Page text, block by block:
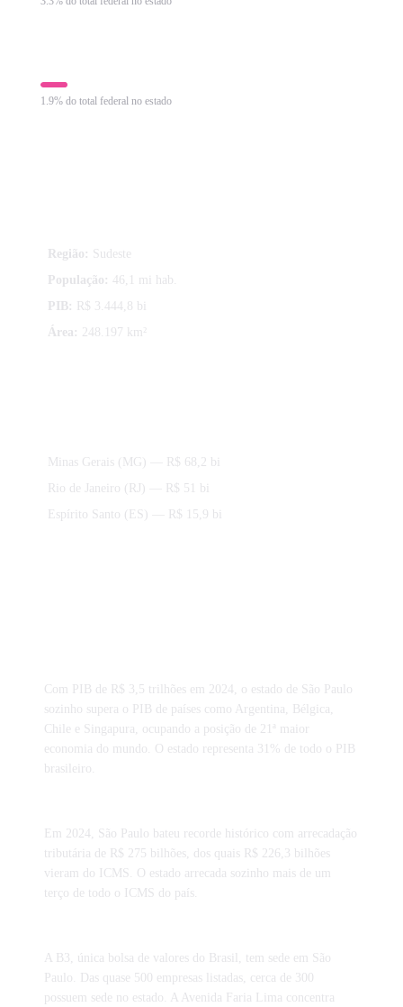
1.9% do total federal no estado
Região: Sudeste
População: 46,1 mi hab.
PIB:
R$ 3.444,8 bi
Área: 248.197 km²
Minas Gerais (MG) — R$ 68,2 bi
Rio de Janeiro (RJ) — R$ 51 bi
Espírito Santo (ES) — R$ 15,9 bi
Com PIB de R$ 3,5 trilhões em 2024, o estado de São Paulo
sozinho supera o PIB de países como Argentina, Bélgica,
Chile e Singapura, ocupando a posição de 21ª maior
economia do mundo. O estado representa 31% de todo o PIB
brasileiro.
Em 2024, São Paulo bateu recorde histórico com arrecadação
tributária de R$ 275 bilhões, dos quais R$ 226,3 bilhões
vieram do ICMS. O estado arrecada sozinho mais de um
terço de todo o ICMS do país.
A B3, única bolsa de valores do Brasil, tem sede em São
Paulo. Das quase 500 empresas listadas, cerca de 300
possuem sede no estado. A Avenida Faria Lima concentra